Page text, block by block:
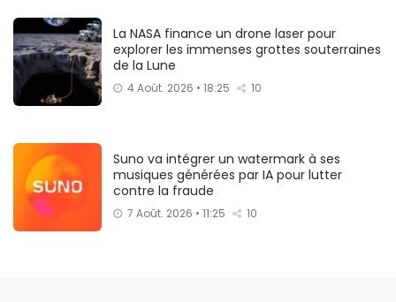
La NASA finance un drone laser pour
explorer les immenses grottes souterraines
de la Lune
4 Août. 2026 • 18:25 10
Suno va intégrer un watermark à ses
musiques générées par IA pour lutter
contre la fraude
7 Août. 2026 • 11:25 10